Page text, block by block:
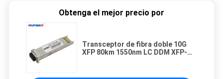
Obtenga el mejor precio por
Transceptor de fibra doble 10G
XFP 80km 1550nm LC DDM XFP-